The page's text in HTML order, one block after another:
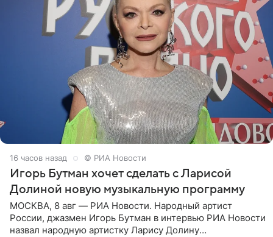
16 часов назад © РИА Новости
Игорь Бутман хочет сделать с Ларисой
Долиной новую музыкальную программу
МОСКВА, 8 авг — РИА Новости. Народный артист
России, джазмен Игорь Бутман в интервью РИА Новости
назвал народную артистку Ларису Долину